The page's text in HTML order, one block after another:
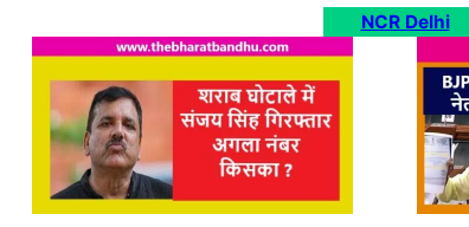
NCR Delhi